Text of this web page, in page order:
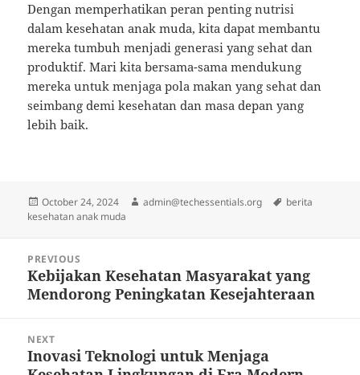
Dengan memperhatikan peran penting nutrisi
dalam kesehatan anak muda, kita dapat membantu
mereka tumbuh menjadi generasi yang sehat dan
produktif. Mari kita bersama-sama mendukung
mereka untuk menjaga pola makan yang sehat dan
seimbang demi kesehatan dan masa depan yang
lebih baik.
Posted
on
October 24, 2024 Author
admin@techessentials.org Tags
berita
kesehatan anak muda
navigation
PREVIOUS
Previous
post:
Kebijakan Kesehatan Masyarakat yang
Mendorong Peningkatan Kesejahteraan
NEXT
Next
Inovasi Teknologi untuk Menjaga